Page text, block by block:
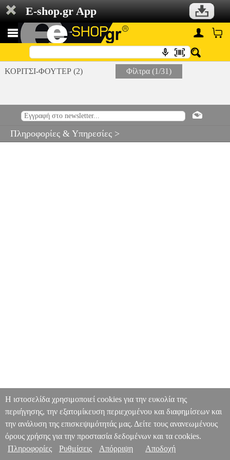
E-shop.gr App
ΚΟΡΙΤΣΙ-ΦΟΥΤΕΡ (2) Φίλτρα (1/31)
Πληροφορίες & Υπηρεσίες >
Η ιστοσελίδα χρησιμοποιεί cookies για την ευκολία της
περιήγησης, την εξατομίκευση περιεχομένου και διαφημίσεων και
την ανάλυση της επισκεψιμότητάς μας. Δείτε τους ανανεωμένους
όρους χρήσης για την προστασία δεδομένων και τα cookies.
Πληροφορίες
Ρυθμίσεις Απόρριψη Αποδοχή